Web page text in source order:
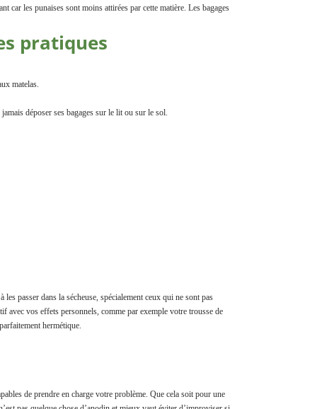
car les punaises sont moins attirées par cette matière. Les bagages
pratiques
matelas.
déposer ses bagages sur le lit ou sur le sol.
passer dans la sécheuse, spécialement ceux qui ne sont pas
avec vos effets personnels, comme par exemple votre trousse de
hermétique.
de prendre en charge votre problème. Que cela soit pour une